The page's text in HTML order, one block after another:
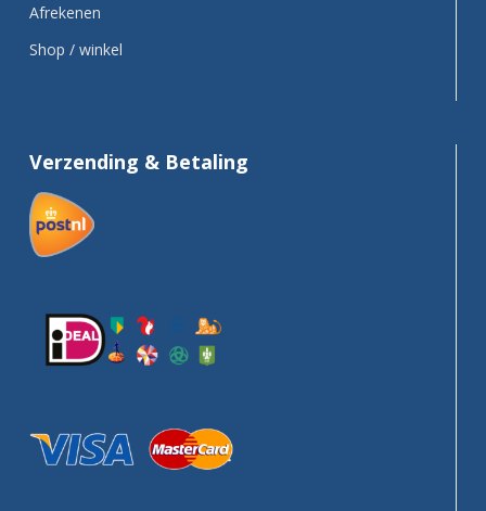
Afrekenen
Shop / winkel
Verzending & Betaling